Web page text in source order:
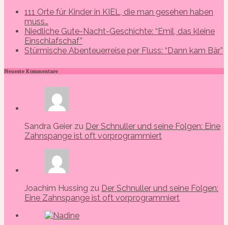
111 Orte für Kinder in KIEL, die man gesehen haben
muss…
Niedliche Gute-Nacht-Geschichte: “Emil, das kleine
Einschlafschaf”
Stürmische Abenteuerreise per Fluss: “Dann kam Bär”
Neueste Kommentare
Sandra Geier zu Der Schnuller und seine Folgen: Eine
Zahnspange ist oft vorprogrammiert
Joachim Hussing zu Der Schnuller und seine Folgen:
Eine Zahnspange ist oft vorprogrammiert